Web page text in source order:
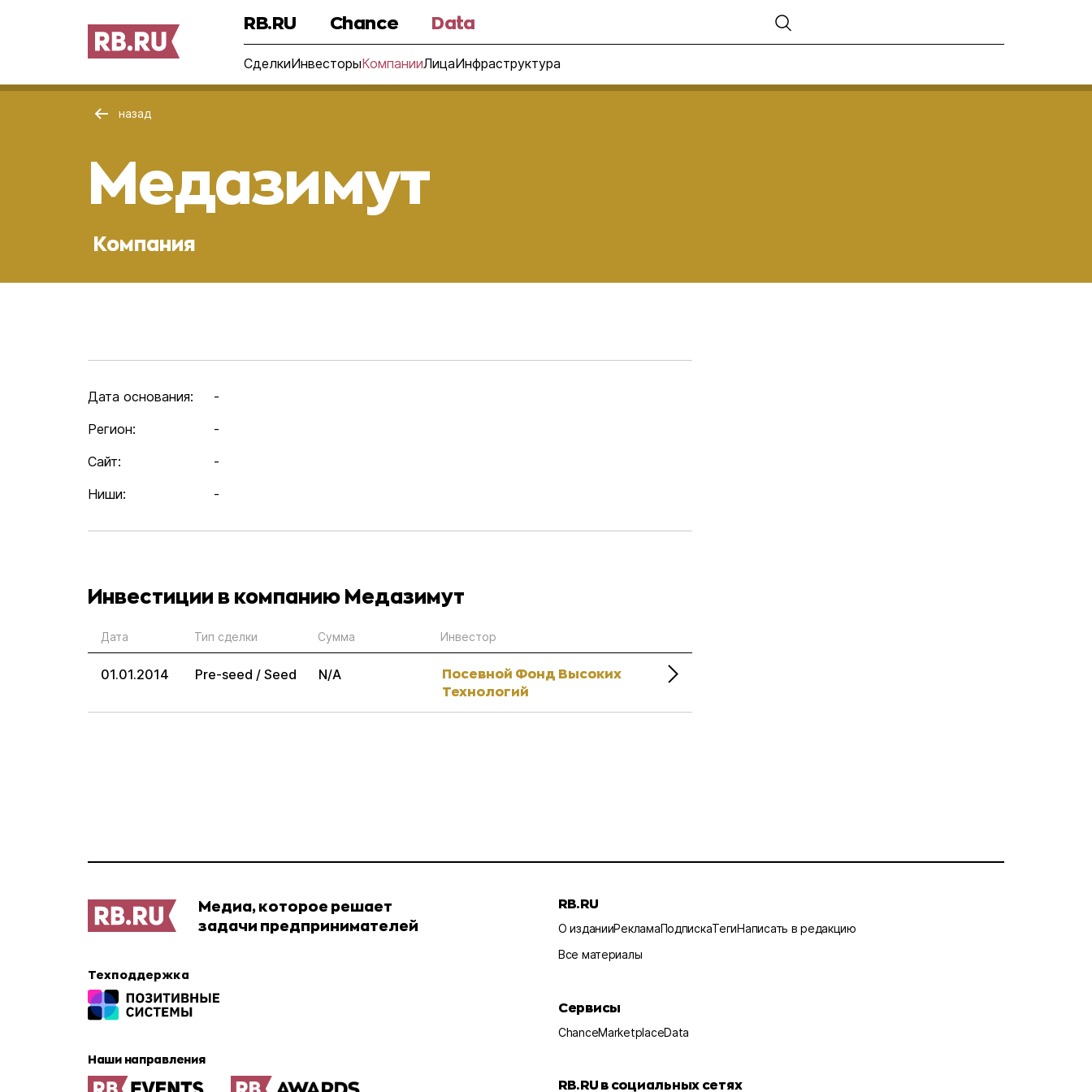
RB.RU Chance Data
СделкиИнвесторыКомпанииЛицаИнфраструктура
назад
Медазимут
Компания
Дата основания:
-
Регион:
-
Сайт:
-
Ниши:
-
Инвестиции в компанию Медазимут
Дата Тип сделки Сумма Инвестор
01.01.2014 Pre-seed / Seed N/A
Посевной Фонд Высоких
Технологий
Медиа, которое решает
задачи предпринимателей
Техподдержка
Наши направления
RB.RU
О изданииРекламаПодпискаТегиНаписать в редакцию
Все материалы
Сервисы
ChanceMarketplaceData
RB.RU в социальных сетях